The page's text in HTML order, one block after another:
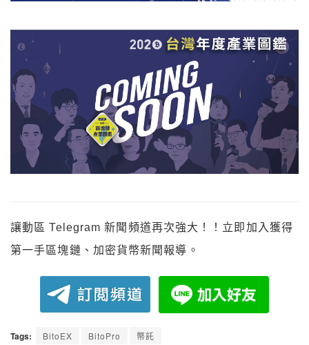
讓動區 Telegram 新聞頻道再次強大！！立即加入獲得
第一手區塊鏈、加密貨幣新聞報導。
Tags: BitoEX BitoPro 幣託